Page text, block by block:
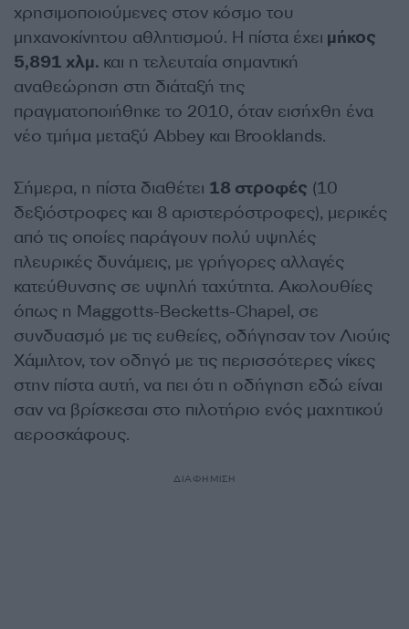
χρησιμοποιούμενες στον κόσμο του
μηχανοκίνητου αθλητισμού. Η πίστα έχει μήκος
5,891 χλμ. και η τελευταία σημαντική
αναθεώρηση στη διάταξή της
πραγματοποιήθηκε το 2010, όταν εισήχθη ένα
νέο τμήμα μεταξύ Abbey και Brooklands.
Σήμερα, η πίστα διαθέτει 18 στροφές (10
δεξιόστροφες και 8 αριστερόστροφες), μερικές
από τις οποίες παράγουν πολύ υψηλές
πλευρικές δυνάμεις, με γρήγορες αλλαγές
κατεύθυνσης σε υψηλή ταχύτητα. Ακολουθίες
όπως η Maggotts-Becketts-Chapel, σε
συνδυασμό με τις ευθείες, οδήγησαν τον Λιούις
Χάμιλτον, τον οδηγό με τις περισσότερες νίκες
στην πίστα αυτή, να πει ότι η οδήγηση εδώ είναι
σαν να βρίσκεσαι στο πιλοτήριο ενός μαχητικού
αεροσκάφους.
ΔΙΑΦΗΜΙΣΗ